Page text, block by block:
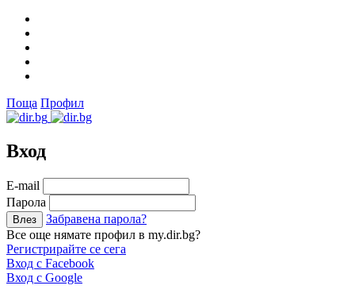
Поща Профил
Вход
Е-mail
Парола
Забравена парола?
Все още нямате профил в my.dir.bg?
Регистрирайте се сега
Вход с Facebook
Вход с Google